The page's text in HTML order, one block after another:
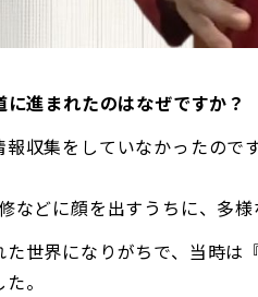
に進まれたのはなぜですか？
収集をしていなかったので
などに顔を出すうちに、多様
世界になりがちで、 当時は
。